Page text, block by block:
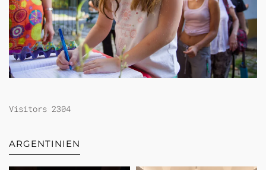
Visitors 2304
ARGENTINIEN